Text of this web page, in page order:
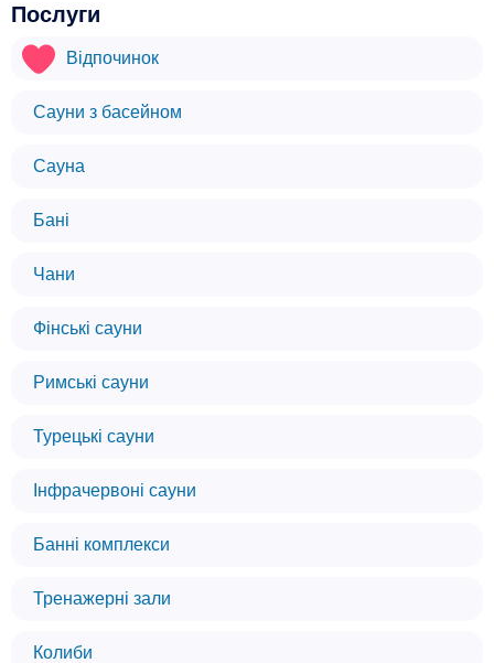
Послуги
Відпочинок
Сауни з басейном
Сауна
Бані
Чани
Фінські сауни
Римські сауни
Турецькі сауни
Інфрачервоні сауни
Банні комплекси
Тренажерні зали
Колиби